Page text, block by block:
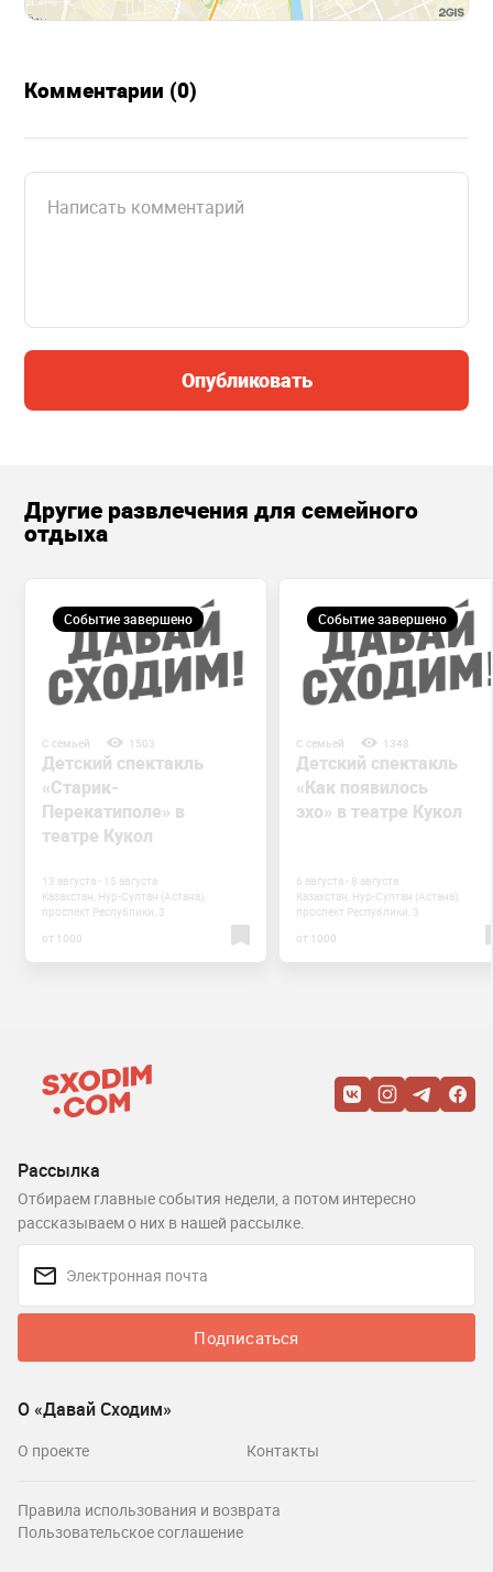
Комментарии (0)
Опубликовать
Другие развлечения для семейного
отдыха
Событие завершено
С семьей 1503
Детский спектакль
«Старик-
Перекатиполе» в
театре Кукол
13 августа - 15 августа
Казахстан, Нур-Султан (Астана),
проспект Республики, 3
от 1000
Событие завершено
С семьей 1348
Детский спектакль
«Как появилось
эхо» в театре Кукол
6 августа - 8 августа
Казахстан, Нур-Султан (Астана),
проспект Республики, 3
от 1000
Рассылка
Отбираем главные события недели, а потом интересно
рассказываем о них в нашей рассылке.
Подписаться
О «Давай Сходим»
О проекте Контакты
Правила использования и возврата
Пользовательское соглашение